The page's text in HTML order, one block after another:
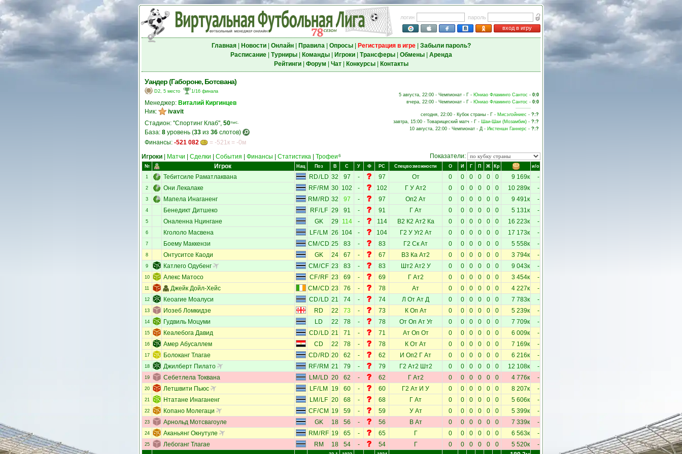
логин
пароль
вход в игру
Главная| Новости| Онлайн| Правила| Опросы| Регистрация в игре| Забыли пароль?
Расписание| Турниры| Команды| Игроки| Трансферы| Обмены| Аренда
Рейтинги| Форум Чат| Конкурсы| Контакты
Уандер (Габороне, Ботсвана)
D2, 5 место 1/16 финала
Менеджер: Виталий Киргинцев
Ник:
ivavit
Стадион: "Спортинг Клаб", 50тыс.
База: 8 уровень (33 из 36 слотов)
Финансы: -521 082 = -521к = -0м
5 августа, 22:00 - Чемпионат - Г - Юниао Фламинго Сантос - 0:0
вчера, 22:00 - Чемпионат - Г - Юниао Фламинго Сантос - 0:0
сегодня, 22:00 - Кубок страны - Г - Мисэлэйниес - ?:?
завтра, 15:00 - Товарищеский матч - Г - Шаи-Шаи (Мозамбик) - ?:?
10 августа, 22:00 - Чемпионат - Д - Икстеншн Ганнерс - ?:?
Игроки Матчи Сделки События Финансы Статистика Трофеи 6 Показатели:
№ Игрок Нац Поз В С У Ф РС Спецвозможности О И Г П Ж Кр и/о
1 Тебитсиле Раматлаквана RD/LD 32 97 - 97 От 0 0 0 0 0 0 9 169к -
2 Они Лекалаке RF/ RM 30 102 - 102 Г У Ат2 0 0 0 0 0 0 10 289к -
3 Мапела Инаганенг RM / RD 32 97 - 97 Оп2 Ат 0 0 0 0 0 0 9 491к -
4 Бенедикт Дитшеко RF/LF 29 91 - 91 Г Ат 0 0 0 0 0 0 5 131к -
5 Оналенна Нцингане GK 29 114 - 114 В2 К2 Ат2 Ка 0 0 0 0 0 0 16 223к -
6 Кгололо Масвена LF/ LM 26 104 - 104 Г2 У Уг2 Ат 0 0 0 0 0 0 17 173к -
7 Боему Маккензи CM /CD 25 83 - 83 Г2 Ск Ат 0 0 0 0 0 0 5 558к -
8 Онтуситсе Каоди GK 24 67 - 67 В3 Ка Ат2 0 0 0 0 0 0 3 794к -
9 Катлего Одубенг CM /CF 23 83 - 83 Шт2 Ат2 У 0 0 0 0 0 0 9 043к -
10 Алекс Матосо CF/RF 23 69 - 69 Г Ат2 0 0 0 0 0 0 3 454к -
11 Джейк Дойл-Хейс CM /CD 23 76 - 78 Ат 0 0 0 0 0 0 4 227к -
12 Кеоагие Моалуси CD/LD 21 74 - 74 Л От Ат Д 0 0 0 0 0 0 7 783к -
13 Иозеб Ломкидзе RD 22 73 - 73 К Оп Ат 0 0 0 0 0 0 5 239к -
14 Гудвиль Моцуми LD 22 78 - 78 От Оп Ат Уг 0 0 0 0 0 0 7 709к -
15 Кеалебога Давид CD/LD 21 71 - 71 Ат Оп От 0 0 0 0 0 0 6 009к -
16 Амер Абусаллем CD 22 78 - 78 К От Ат 0 0 0 0 0 0 7 169к -
17 Болоканг Тлагае CD/RD 20 62 - 62 И Оп2 Г Ат 0 0 0 0 0 0 6 216к -
18 Джилберт Пилато RF/ RM 21 79 - 79 Г2 Ат2 Шт2 0 0 0 0 0 0 12 108к -
19 Себетлела Токвана LM / LD 20 62 - 62 Г Ат2 0 0 0 0 0 0 4 776к -
20 Летшвити Пьюс LF/ LM 19 60 - 60 Г2 Ат И У 0 0 0 0 0 0 8 207к -
21 Нтатане Инаганенг LM / LF 20 68 - 68 Г Ат 0 0 0 0 0 0 5 606к -
22 Копано Молегаци CF/CM 19 59 - 59 У Ат 0 0 0 0 0 0 5 399к -
23 Арнольд Мотсвагоуле GK 18 56 - 56 В Ат 0 0 0 0 0 0 7 339к -
24 Аканьянг Окнутуле RM / RF 19 65 - 65 Г 0 0 0 0 0 0 6 563к -
25 Лебоганг Тлагае RM 18 54 - 54 Г 0 0 0 0 0 0 5 520к -